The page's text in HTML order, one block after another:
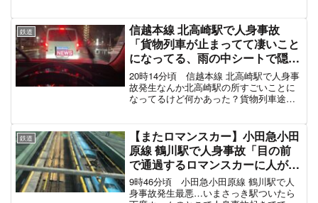
鉄道
信越本線 北高崎駅で人身事故
「貨物列車が止まってて凄いこと
になってる、雨の中シートで隠し
て救助活動」電車遅延3月23日
20時14分頃 信越本線 北高崎駅で人身事
故発生なんか北高崎駅の所すごいことに
なってるけど何かあった？貨物列車途中
@86 (@KOTATSUMURI86) ...
鉄道
【またロマンスカー】小田急小田
原線 鶴川駅で人身事故「目の前
で通過するロマンスカーに人が飛
び込んだ、ブルーシートで隠され
てる」電車遅延 #小田急線 #小田
9時46分頃 小田急小田原線 鶴川駅で人
身事故発生最悪…いまさっき駅ついたら